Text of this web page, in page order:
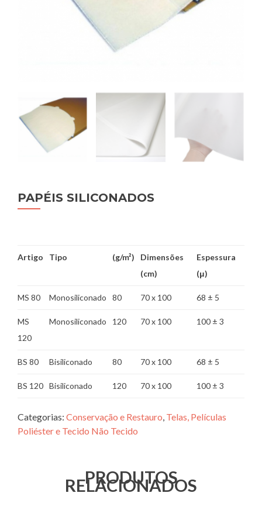
PAPÉIS SILICONADOS
Artigo Tipo (g/m²)
Dimensões
(cm)
Espessura
(μ)
MS 80 Monosiliconado 80 70 x 100 68 ± 5
MS
120
Monosiliconado 120 70 x 100 100 ± 3
BS 80 Bisiliconado 80 70 x 100 68 ± 5
BS 120 Bisiliconado 120 70 x 100 100 ± 3
Categorias: Conservação e Restauro, Telas, Películas
Poliéster e Tecido Não Tecido
PRODUTOS
RELACIONADOS